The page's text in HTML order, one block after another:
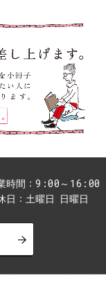
時間 9:00～16:00
日 土曜日 日曜日